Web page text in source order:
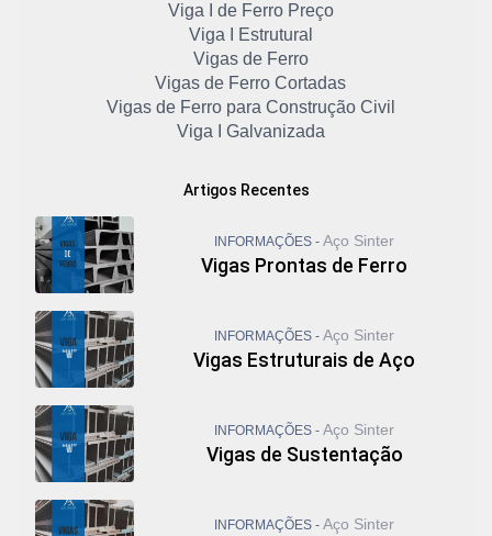
Viga I de Ferro Preço
Viga I Estrutural
Vigas de Ferro
Vigas de Ferro Cortadas
Vigas de Ferro para Construção Civil
Viga I Galvanizada
Viga I Metálica
Viga I Padrão Americano
Viga I Preço 6 Metros
Viga I Preço por Kg
Viga Metálica Perfil I
Viga Metálica Preço
Viga U Aço
Viga U Enrijecida
Viga U Laminado
Vigas Galvanizadas
Viga U Metálica
Artigos Recentes
INFORMAÇÕES - Aço Sinter
Vigas Prontas de Ferro
INFORMAÇÕES - Aço Sinter
Vigas Estruturais de Aço
INFORMAÇÕES - Aço Sinter
Vigas de Sustentação
INFORMAÇÕES - Aço Sinter